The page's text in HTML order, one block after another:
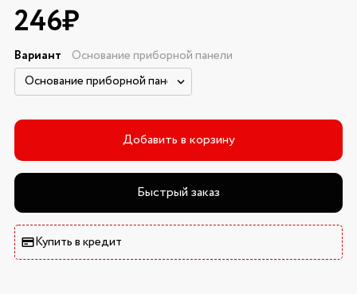
246₽
Вариант Основание приборной панели
Добавить в корзину
Быстрый заказ
Купить в кредит